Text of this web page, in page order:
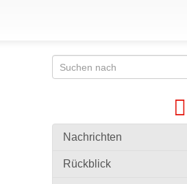
Nachrichten
Rückblick